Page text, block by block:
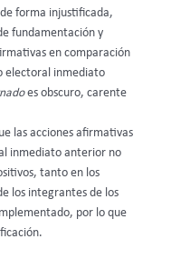
forma injustificada,
fundamentación y
en comparación
electoral inmediato
es obscuro, carente
las acciones afirmativas
inmediato anterior no
tanto en los
los integrantes de los
por lo que